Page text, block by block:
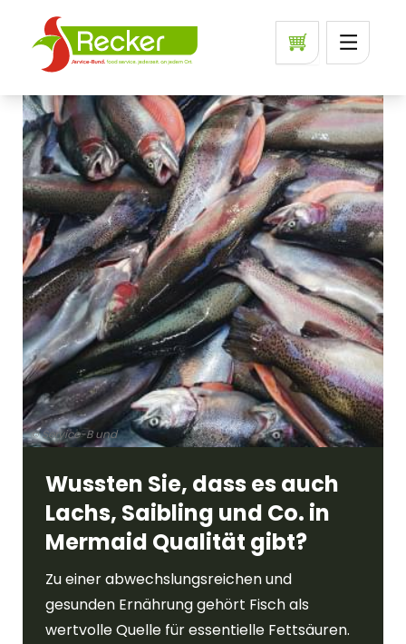
© Service-B und
Wussten Sie, dass es auch
Lachs, Saibling und Co. in
Mermaid Qualität gibt?
Zu einer abwechslungsreichen und
gesunden Ernährung gehört Fisch als
wertvolle Quelle für essentielle Fettsäuren.